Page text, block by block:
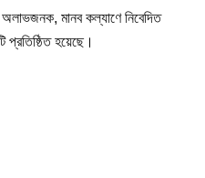
মানব কল্যাণে নিবেদিত
প্রতিষ্ঠিত হয়েছে।